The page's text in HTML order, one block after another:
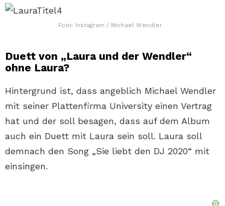
Foto: Instagram / Michael Wendler
Duett von „Laura und der Wendler“
ohne Laura?
Hintergrund ist, dass angeblich Michael Wendler
mit seiner Plattenfirma University einen Vertrag
hat und der soll besagen, dass auf dem Album
auch ein Duett mit Laura sein soll. Laura soll
demnach den Song „Sie liebt den DJ 2020“ mit
einsingen.